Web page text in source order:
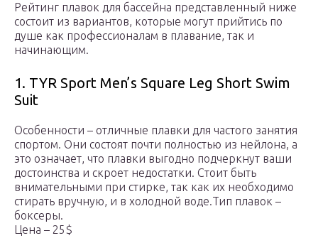
Рейтинг плавок для бассейна представленный ниже
состоит из вариантов, которые могут прийтись по
душе как профессионалам в плавание, так и
начинающим.
1. TYR Sport Men’s Square Leg Short Swim
Suit
Особенности – отличные плавки для частого занятия
спортом. Они состоят почти полностью из нейлона, а
это означает, что плавки выгодно подчеркнут ваши
достоинства и скроет недостатки. Стоит быть
внимательными при стирке, так как их необходимо
стирать вручную, и в холодной воде.Тип плавок –
боксеры.
Цена – 25$